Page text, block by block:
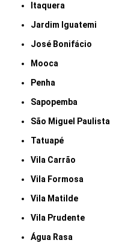
Itaquera
Jardim Iguatemi
José Bonifácio
Mooca
Penha
Sapopemba
São Miguel Paulista
Tatuapé
Vila Carrão
Vila Formosa
Vila Matilde
Vila Prudente
Água Rasa